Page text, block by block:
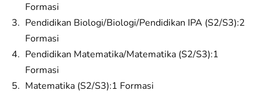
Formasi
Pendidikan Biologi/Biologi/Pendidikan IPA (S2/S3):2
Formasi
Pendidikan Matematika/Matematika (S2/S3):1
Formasi
Matematika (S2/S3):1 Formasi